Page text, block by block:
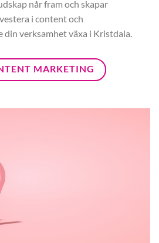
når fram och skapar
i content och
din verksamhet växa i Kristdala.
MARKETING